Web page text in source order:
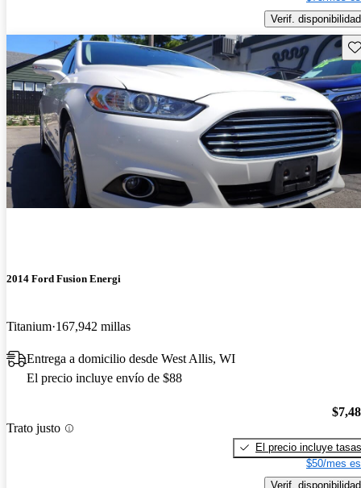
Verif. disponibilidad
2014 Ford Fusion Energi
Titanium 167,942 millas
Entrega a domicilio desde West Allis, WI
El precio incluye envío de $88
Trato justo
El precio incluye tasas
$50/mes
Verif. disponibilidad